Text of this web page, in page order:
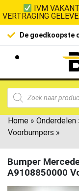
IVM
VERTRAGING
De goedkoopste
Home » Onderdelen
Voorbumpers »
Bumper
A9108850000